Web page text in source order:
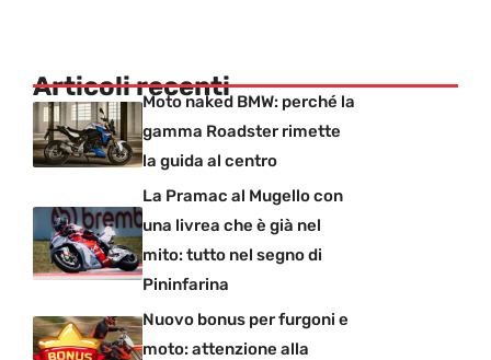
Articoli recentiMoto naked BMW: perché la
gamma Roadster rimette
la guida al centro
La Pramac al Mugello con
una livrea che è già nel
mito: tutto nel segno di
Pininfarina
Nuovo bonus per furgoni e
moto: attenzione alla